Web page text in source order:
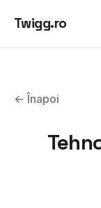
Twigg.ro
← Înapoi